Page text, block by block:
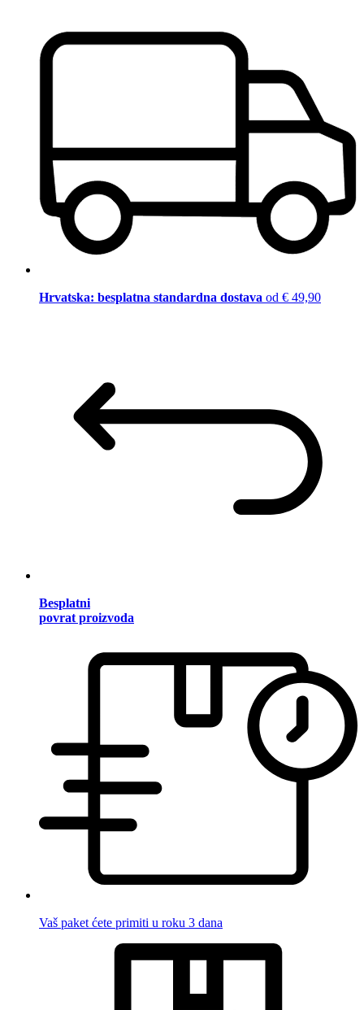
Hrvatska: besplatna standardna dostava od € 49,90
Besplatni
povrat proizvoda
Vaš paket ćete primiti u roku 3 dana